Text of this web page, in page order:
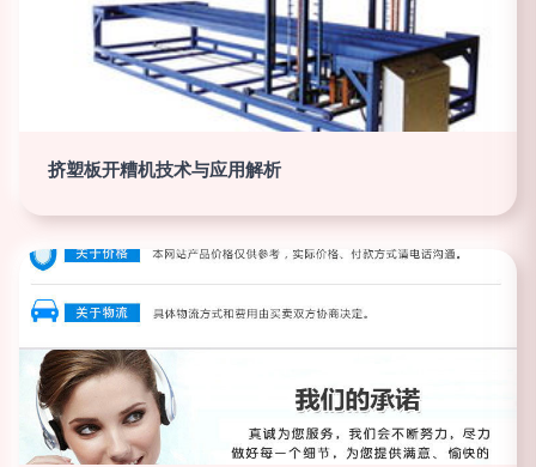
挤塑板开糟机技术与应用解析